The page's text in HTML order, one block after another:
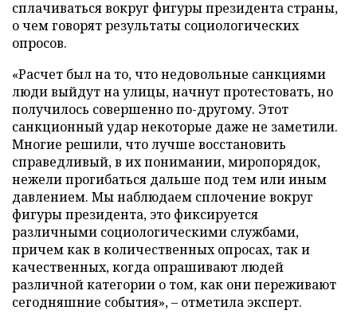
сплачиваться вокруг фигуры президента страны,
о чем говорят результаты социологических
опросов.
«Расчет был на то, что недовольные санкциями
люди выйдут на улицы, начнут протестовать, но
получилось совершенно по-другому. Этот
санкционный удар некоторые даже не заметили.
Многие решили, что лучше восстановить
справедливый, в их понимании, миропорядок,
нежели прогибаться дальше под тем или иным
давлением. Мы наблюдаем сплочение вокруг
фигуры президента, это фиксируется
различными социологическими службами,
причем как в количественных опросах, так и
качественных, когда опрашивают людей
различной категории о том, как они переживают
сегодняшние события», – отметила эксперт.